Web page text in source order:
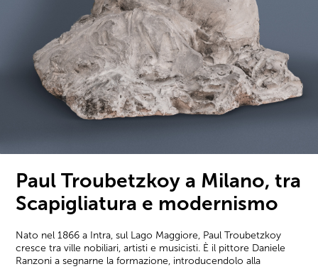
Paul Troubetzkoy a Milano, tra
Scapigliatura e modernismo
Nato nel 1866 a Intra, sul Lago Maggiore, Paul Troubetzkoy
cresce tra ville nobiliari, artisti e musicisti. È il pittore Daniele
Ranzoni a segnarne la formazione, introducendolo alla